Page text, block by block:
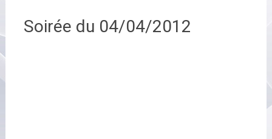
Soirée du 04/04/2012